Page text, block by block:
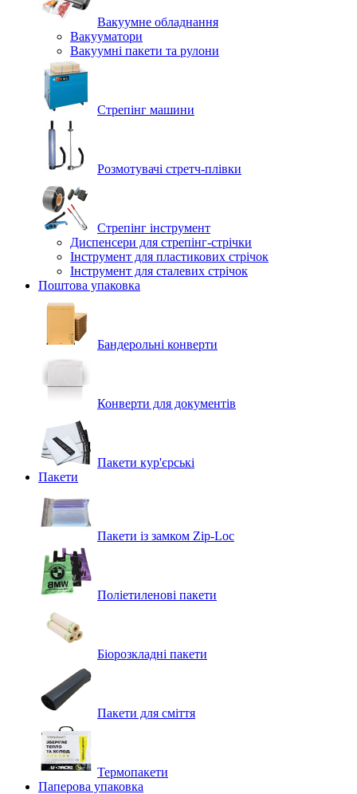
Вакуумне обладнання
Вакууматори
Вакуумні пакети та рулони
Стрепінг машини
Розмотувачі стретч-плівки
Стрепінг інструмент
Диспенсери для стрепінг-стрічки
Інструмент для пластикових стрічок
Інструмент для сталевих стрічок
Поштова упаковка
Бандерольні конверти
Конверти для документів
Пакети кур'єрські
Пакети
Пакети із замком Zip-Loc
Поліетиленові пакети
Біорозкладні пакети
Пакети для сміття
Термопакети
Паперова упаковка